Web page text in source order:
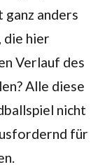
anders
die hier
Verlauf des
Alle diese
nicht
für